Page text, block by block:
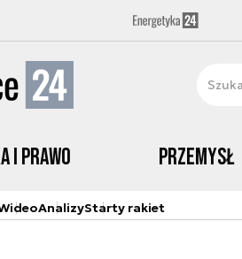
i prawo Przemysł
AnalizyStarty rakiet